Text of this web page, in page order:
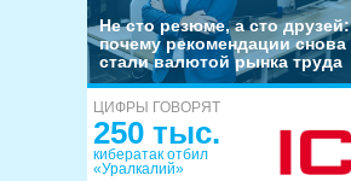
Не сто резюме, а сто друзей:
почему рекомендации снова
стали валютой рынка труда
ЦИФРЫ ГОВОРЯТ
250 тыс.
кибератак отбил
«Уралкалий»